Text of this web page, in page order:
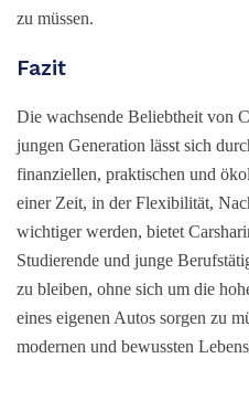
zu müssen.
Fazit
Die wachsende Beliebtheit von
jungen Generation lässt sich
finanziellen, praktischen und
einer Zeit, in der Flexibilität,
wichtiger werden, bietet
Studierende und junge
zu bleiben, ohne sich um die
eines eigenen Autos sorgen zu
modernen und bewussten